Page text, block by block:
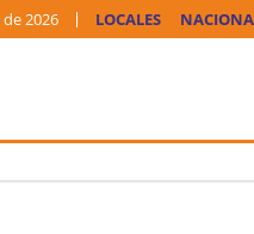
de 2026 LOCALES